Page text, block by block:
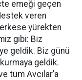
emeği geçen
veren
yürekten
gibi: Biz
geldik. Biz günü
geldik.
tüm Avcılar’a